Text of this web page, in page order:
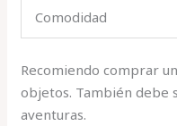
Comodidad
Recomiendo comprar
objetos. También debe
aventuras.